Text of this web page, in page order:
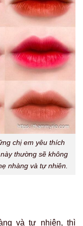
chị em yêu thích
thường sẽ không
nhàng và tự nhiên.
và tự nhiên, thì